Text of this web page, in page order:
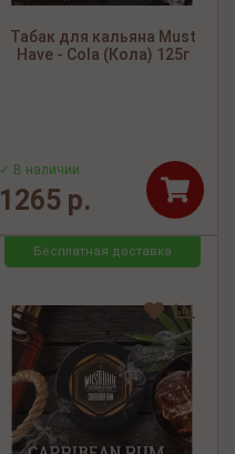
Табак для кальяна Must
Have - Cola (Кола) 125г
✓ В наличии
1265 р.
Бесплатная доставка